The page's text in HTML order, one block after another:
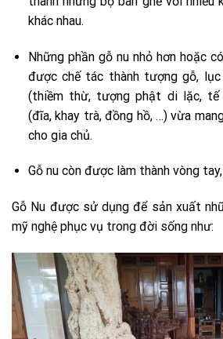
khác nhau.
Những phần gỗ nu nhỏ hơn hoặc
được chế tác thành tượng gỗ,
(thiềm thừ, tượng phật di lặc,
(đĩa, khay trà, đồng hồ, …) vừa
cho gia chủ.
Gỗ nu còn được làm thành vòng
Gỗ Nu được sử dụng để sản xuất
mỹ nghệ phục vụ trong đời sống như: